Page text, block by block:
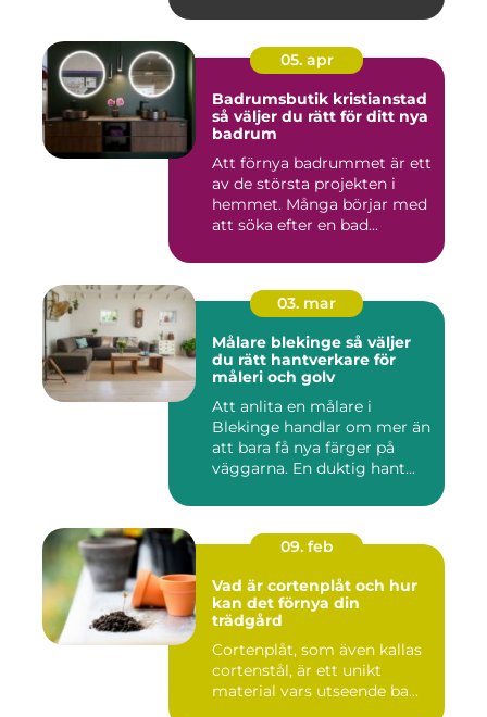
05. apr
Badrumsbutik kristianstad
så väljer du rätt för ditt nya
badrum
Att förnya badrummet är ett
av de största projekten i
hemmet. Många börjar med
att söka efter en bad...
03. mar
Målare blekinge så väljer
du rätt hantverkare för
måleri och golv
Att anlita en målare i
Blekinge handlar om mer än
att bara få nya färger på
väggarna. En duktig hant...
09. feb
Vad är cortenplåt och hur
kan det förnya din
trädgård
Cortenplåt, som även kallas
cortenstål, är ett unikt
material vars utseende ba...